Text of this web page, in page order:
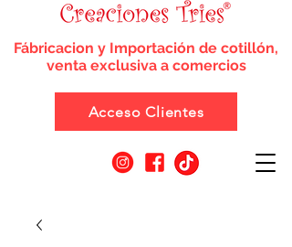
Fábricacion y Importación de cotillón,
venta exclusiva a comercios
Acceso Clientes